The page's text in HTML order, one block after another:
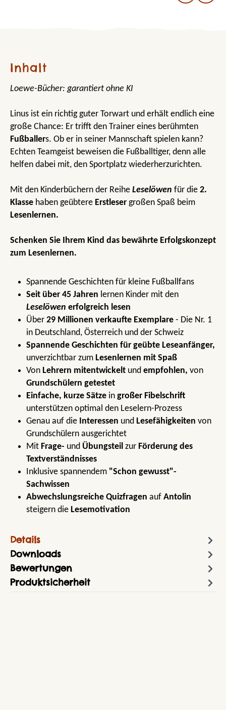
Inhalt
Loewe-Bücher: garantiert ohne KI
Linus ist ein richtig guter Torwart und erhält endlich eine
große Chance: Er trifft den Trainer eines berühmten
Fußballers. Ob er in seiner Mannschaft spielen kann?
Echten Teamgeist beweisen die Fußballtiger, denn alle
helfen dabei mit, den Sportplatz wiederherzurichten.
Mit den Kinderbüchern der Reihe Leselöwen für die 2.
Klasse haben geübtere Erstleser großen Spaß beim
Lesenlernen.
Schenken Sie Ihrem Kind das bewährte Erfolgskonzept
zum Lesenlernen.
Spannende Geschichten für kleine Fußballfans
Seit über 45 Jahren lernen Kinder mit den
Leselöwen erfolgreich lesen
Über 29 Millionen verkaufte Exemplare - Die Nr. 1
in Deutschland, Österreich und der Schweiz
Spannende Geschichten für geübte Leseanfänger,
unverzichtbar zum Lesenlernen mit Spaß
Von Lehrern mitentwickelt und empfohlen, von
Grundschülern getestet
Einfache, kurze Sätze in großer Fibelschrift
unterstützen optimal den Leselern-Prozess
Genau auf die Interessen und Lesefähigkeiten von
Grundschülern ausgerichtet
Mit Frage- und Übungsteil zur Förderung des
Textverständnisses
Inklusive spannendem "Schon gewusst"-
Sachwissen
Abwechslungsreiche Quizfragen auf Antolin
steigern die Lesemotivation
Details
Downloads
Bewertungen
Produktsicherheit